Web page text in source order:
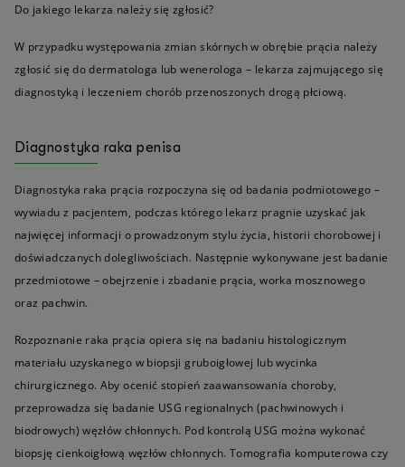
Do jakiego lekarza należy się zgłosić?
W przypadku występowania zmian skórnych w obrębie prącia należy
zgłosić się do dermatologa lub wenerologa – lekarza zajmującego się
diagnostyką i leczeniem chorób przenoszonych drogą płciową.
Diagnostyka raka penisa
Diagnostyka raka prącia rozpoczyna się od badania podmiotowego –
wywiadu z pacjentem, podczas którego lekarz pragnie uzyskać jak
najwięcej informacji o prowadzonym stylu życia, historii chorobowej i
doświadczanych dolegliwościach. Następnie wykonywane jest badanie
przedmiotowe – obejrzenie i zbadanie prącia, worka mosznowego
oraz pachwin.
Rozpoznanie raka prącia opiera się na badaniu histologicznym
materiału uzyskanego w biopsji gruboigłowej lub wycinka
chirurgicznego. Aby ocenić stopień zaawansowania choroby,
przeprowadza się badanie USG regionalnych (pachwinowych i
biodrowych) węzłów chłonnych. Pod kontrolą USG można wykonać
biopsję cienkoigłową węzłów chłonnych. Tomografia komputerowa czy